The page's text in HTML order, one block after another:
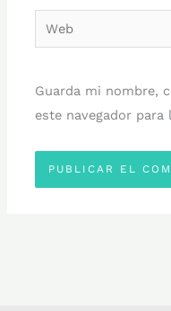
Web
Guarda mi nombre,
este navegador